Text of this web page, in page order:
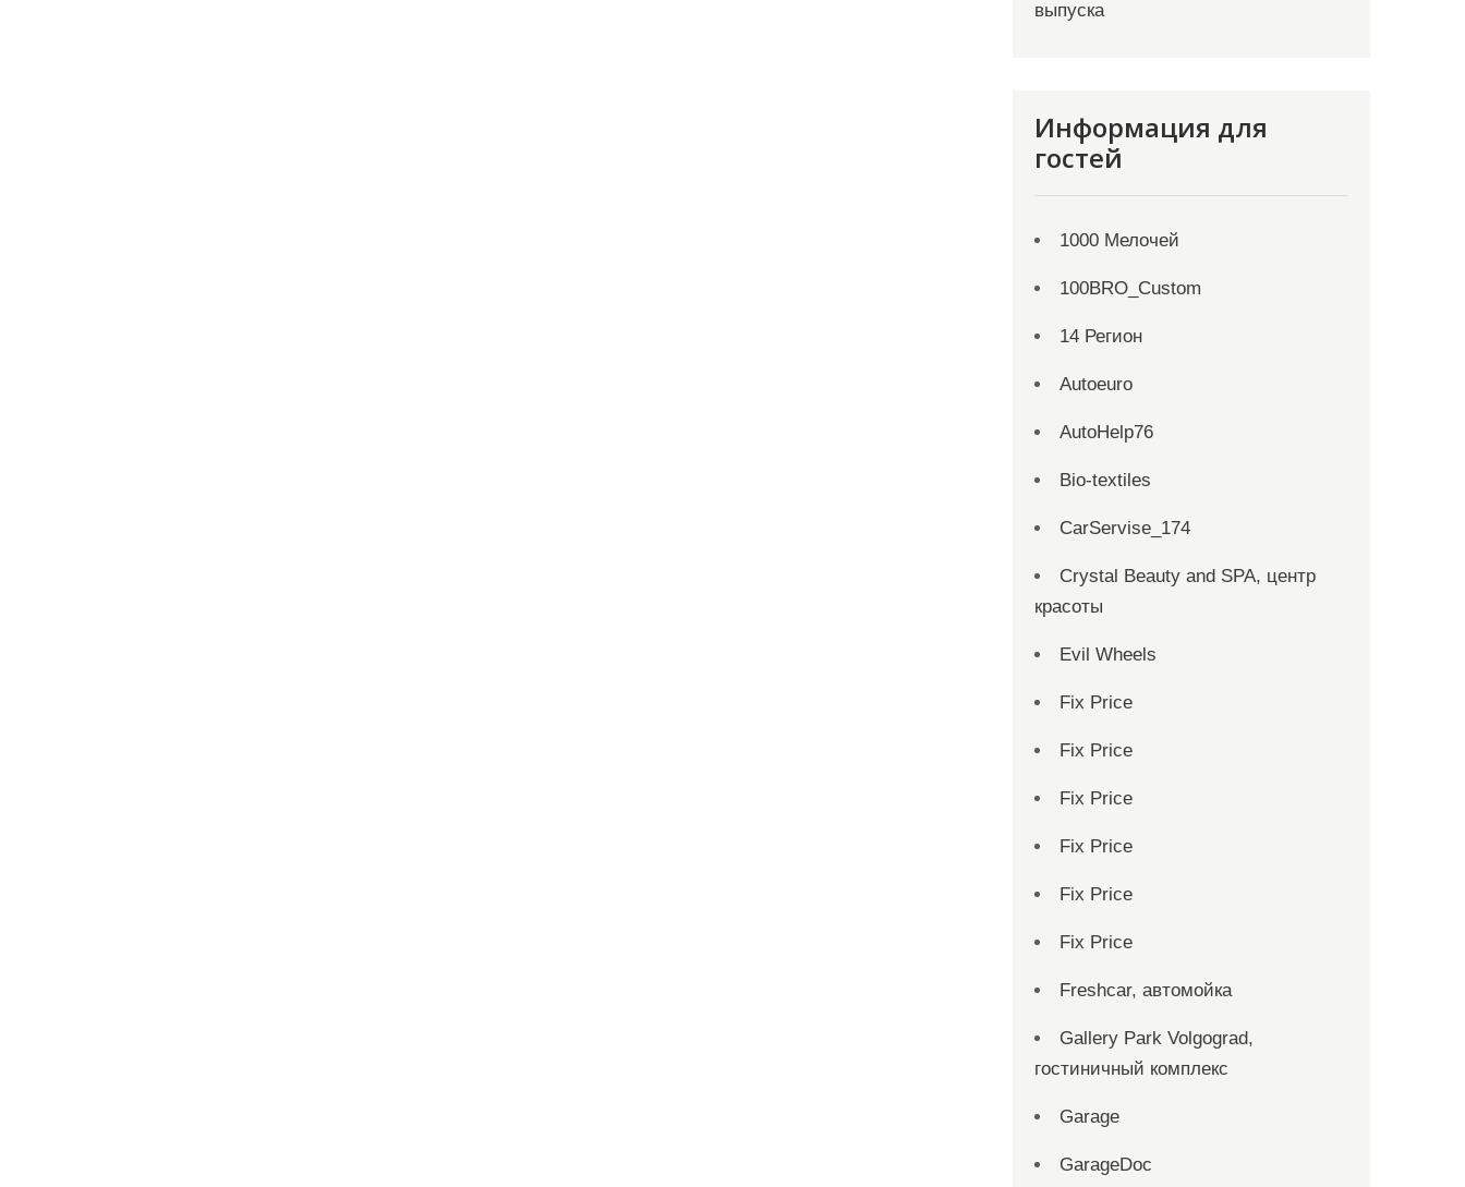
выпуска
Информация для
гостей
1000 Мелочей
100BRO_Custom
14 Регион
Autoeuro
AutoHelp76
Bio-textiles
CarServise_174
Crystal Beauty and SPA, центр
красоты
Evil Wheels
Fix Price
Fix Price
Fix Price
Fix Price
Fix Price
Fix Price
Freshcar, автомойка
Gallery Park Volgograd,
гостиничный комплекс
Garage
GarageDoc